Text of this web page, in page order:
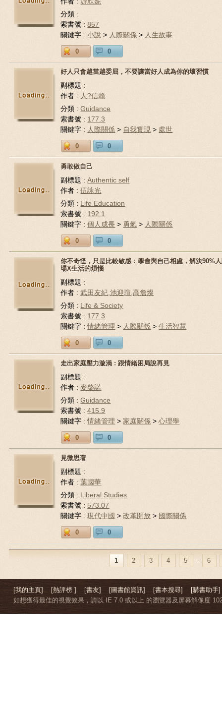
分類 :
索書號 :857
關鍵字 :小說 > 人際關係 > 人生故事
0 0
好人只會越當越委屈，不要讓當好人成為你的壞習慣
副標題 :
作者 : 人?信賴
分類 :Guidance
索書號 : 177.3
關鍵字 : 人際關係 > 自我實現 > 處世
0 0
勇敢做自己
副標題 :Authentic self
作者 :伍詠光
分類 : Life Education
索書號 : 192.1
關鍵字 :個人成長 > 勇氣 > 人際關係
0 0
你不奇怪，只是比較敏感﹕學會與自己相處，解決90%
場X生活的煩惱
副標題 :
作者 :武田友紀,池迎瑄,高詹燦
分類 : Life & Society
索書號 : 177.3
關鍵字 :情緒管理 > 人際關係 >生活智慧
0 0
走出家庭壓力漩渦 : 跟情緒困局說再見
副標題 :
作者 :麥棨諾
分類 :Guidance
索書號 :415.9
關鍵字 :情緒管理 >家庭關係 >心理學
0 0
見微思著
副標題 :
作者 :葉國華
分類 : Liberal Studies
索書號 : 573.07
關鍵字 :現代中國 >改革開放 > 國際關係
0 0
1 2 3 4 5 ... 6
[我的主頁] [熱評榜 ] [書友] [圖書館資訊] [書本搜尋]
[購書助手]
如想獲得最佳的視覺效果，請以 IE 7.0 或以上 的瀏覽器及屏幕解像度